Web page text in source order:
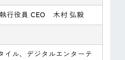
行役員 CEO 木村 弘毅
イル、デジタルエンターテ